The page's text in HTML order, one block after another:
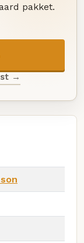
pakket.
→